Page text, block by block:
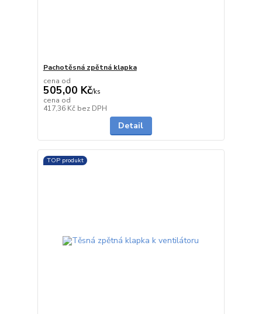
Pachotěsná zpětná klapka
cena od
505,00 Kč/ks
cena od
417,36 Kč bez DPH
Detail
TOP produkt